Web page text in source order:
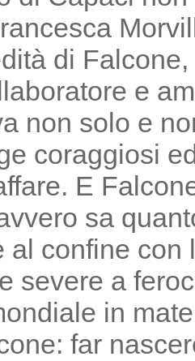
di
e
non solo e
coraggiosi
E
sa
al confine
severe a
in
far